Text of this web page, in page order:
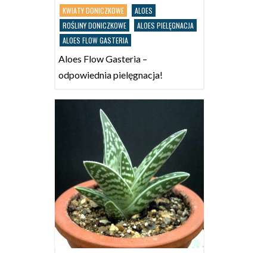
KWIATY DONICZKOWE
ALOES
ROŚLINY DONICZKOWE
ALOES PIELĘGNACJA
ALOES FLOW GASTERIA
Aloes Flow Gasteria –
odpowiednia pielęgnacja!